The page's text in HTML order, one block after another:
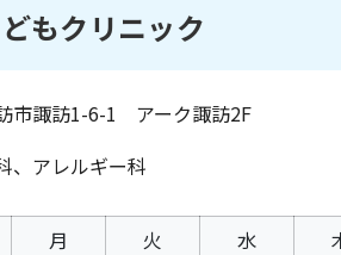
もクリニック
市諏訪1-6-1 アーク諏訪2F
、アレルギー科
月 火 水